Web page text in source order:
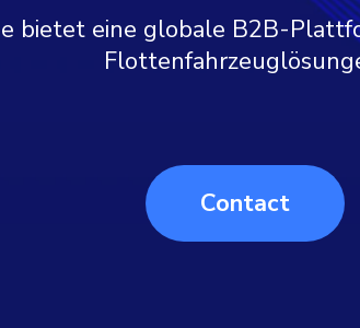
bietet eine globale B2B-
Contact